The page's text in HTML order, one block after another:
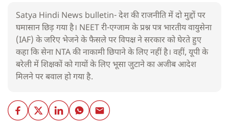
Satya Hindi News bulletin- देश की राजनीति में दो मुद्दों पर
घमासान छिड़ गया है। NEET री-एग्जाम के प्रश्न पत्र भारतीय वायुसेना
(IAF) के जरिए भेजने के फैसले पर विपक्ष ने सरकार को घेरते हुए
कहा कि सेना NTA की नाकामी छिपाने के लिए नहीं है। वहीं, यूपी के
बरेली में शिक्षकों को गायों के लिए भूसा जुटाने का अजीब आदेश
मिलने पर बवाल हो गया है.